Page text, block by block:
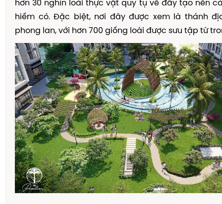
hơn 30 nghìn loài thực vật quy tụ về đây tạo nên c
hiếm có. Đặc biệt, nơi đây được xem l à thánh đị
phong lan, với hơn 700 giống loài được sưu tập từ